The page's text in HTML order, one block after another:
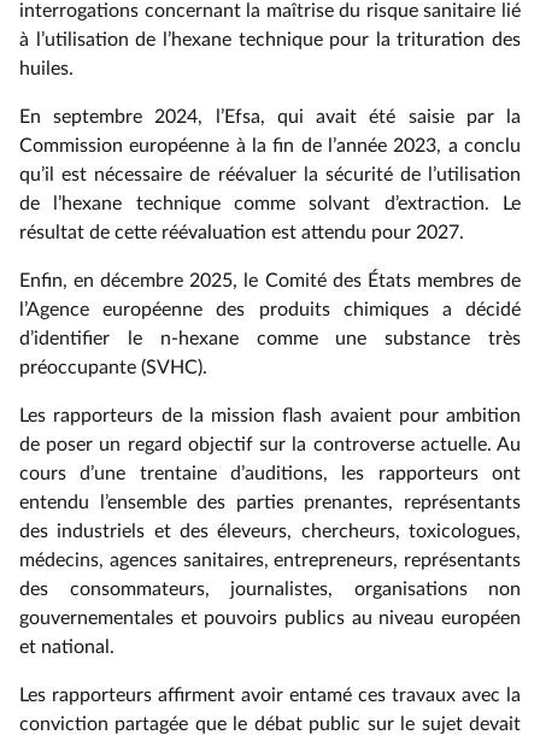
interrogations concernant la maîtrise du risque sanitaire lié
à l’utilisation de l’hexane technique pour la trituration des
huiles.
En septembre 2024, l’Efsa, qui avait été saisie par la
Commission européenne à la fin de l’année 2023, a conclu
qu’il est nécessaire de réévaluer la sécurité de l’utilisation
de l’hexane technique comme solvant d’extraction. Le
résultat de cette réévaluation est attendu pour 2027.
Enfin, en décembre 2025, le Comité des États membres de
l’Agence européenne des produits chimiques a décidé
d’identifier le n-hexane comme une substance très
préoccupante (SVHC).
Les rapporteurs de la mission flash avaient pour ambition
de poser un regard objectif sur la controverse actuelle. Au
cours d’une trentaine d’auditions, les rapporteurs ont
entendu l’ensemble des parties prenantes, représentants
des industriels et des éleveurs, chercheurs, toxicologues,
médecins, agences sanitaires, entrepreneurs, représentants
des consommateurs, journalistes, organisations non
gouvernementales et pouvoirs publics au niveau européen
et national.
Les rapporteurs affirment avoir entamé ces travaux avec la
conviction partagée que le débat public sur le sujet devait